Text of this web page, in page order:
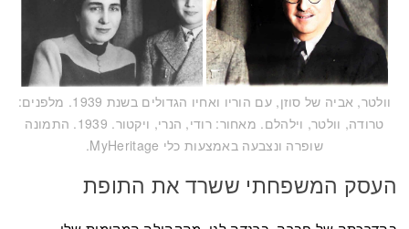
וולטר, אביה של סוזן, עם הוריו ואחיו הגדולים בשנת 1939. מלפנים:
טרודה, וולטר, וילהלם. מאחור: רודי, הנרי, ויקטור. 1939. התמונה
שופרה ונצבעה באמצעות כלי MyHeritage.
העסק המשפחתי ששרד את התופת